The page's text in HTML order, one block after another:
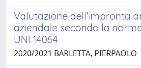
Valutazione dell'impronta
aziendale secondo la
UNI 14064
2020/2021 BARLETTA, PIERPAOLO